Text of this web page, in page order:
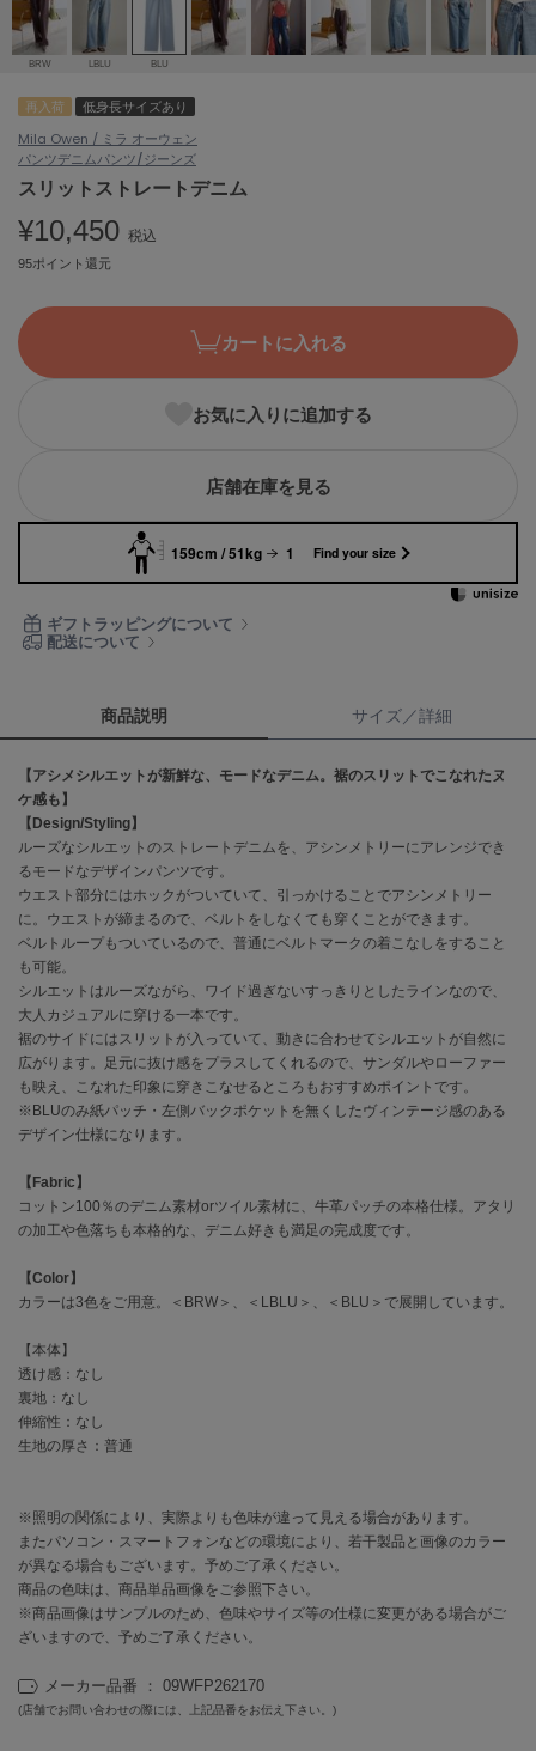
ェア (121)
(124)
ánuans
アニュアンス
ànuke
アンヌーク
ASICS
アシックス
バンドリヤー
セロン
Clarks Premium
クラークス
CODE A
コードエー
COLE HAAN
コール ハーン
CONVERSE
コンバース
DANSKIN
ダンスキン
EIMY ISTOIRE
エイミー イストワール
emmi
エミ
emmi atelier
エミ アトリエ
emmi yoga
エミヨガ
エトレトウキョウ
ey
アイ
フィラ
BRW LBLU BLU
再入荷
低身長サイズあり
Mila Owen / ミラ オーウェン
パンツデニムパンツ/ジーンズ
スリットストレートデニム
¥10,450 税込
95ポイント還元
カートに入れる
お気に入りに追加する
店舗在庫を見る
159cm / 51kg 1 Find your size
ギフトラッピングについて
配送について
商品説明 サイズ／詳細
【アシメシルエットが新鮮な、モードなデニム。裾のスリットでこなれたヌ
ケ感も】
【Design/Styling】
ルーズなシルエットのストレートデニムを、アシンメトリーにアレンジでき
るモードなデザインパンツです。
ウエスト部分にはホックがついていて、引っかけることでアシンメトリー
に。ウエストが締まるので、ベルトをしなくても穿くことができます。
ベルトループもついているので、普通にベルトマークの着こなしをすること
も可能。
シルエットはルーズながら、ワイド過ぎないすっきりとしたラインなので、
大人カジュアルに穿ける一本です。
裾のサイドにはスリットが入っていて、動きに合わせてシルエットが自然に
広がります。足元に抜け感をプラスしてくれるので、サンダルやローファー
も映え、こなれた印象に穿きこなせるところもおすすめポイントです。
※BLUのみ紙パッチ・左側バックポケットを無くしたヴィンテージ感のある
デザイン仕様になります。
【Fabric】
コットン100％のデニム素材orツイル素材に、牛革パッチの本格仕様。アタリ
の加工や色落ちも本格的な、デニム好きも満足の完成度です。
【Color】
カラーは3色をご用意。＜BRW＞、＜LBLU＞、＜BLU＞で展開しています。
【本体】
透け感：なし
裏地：なし
伸縮性：なし
生地の厚さ：普通
※照明の関係により、実際よりも色味が違って見える場合があります。
またパソコン・スマートフォンなどの環境により、若干製品と画像のカラー
が異なる場合もございます。予めご了承ください。
商品の色味は、商品単品画像をご参照下さい。
※商品画像はサンプルのため、色味やサイズ等の仕様に変更がある場合がご
ざいますので、予めご了承ください。
メーカー品番 ： 09WFP262170
(店舗でお問い合わせの際には、上記品番をお伝え下さい。)